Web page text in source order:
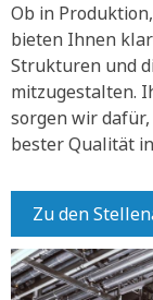
Ob in
bieten Ihnen
Strukturen und
mitzugestalten.
sorgen wir
bester Qualität
Zu den